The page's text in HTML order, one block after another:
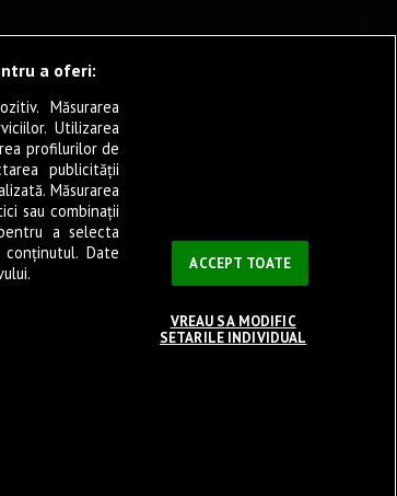
a oferi:
Măsurarea
Utilizarea
profilurilor de
publicității
Măsurarea
sau combinații
a selecta
Date
ACCEPT TOATE
VREAU SA MODIFIC
SETARILE INDIVIDUAL